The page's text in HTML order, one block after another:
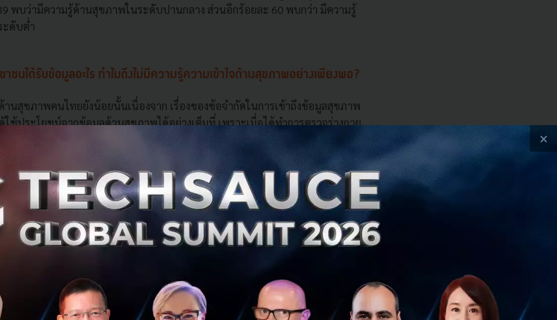
พบว่ามีความรู้ด้านสุขภาพในระดับปานกลาง ส่วนอีกร้อยละ 60 พบกว่า มีความรู้
ะดับต่ำ
าชนได้รับข้อมูลอะไร ทำไมถึงไม่มีความรู้ความเข้าใจด้านสุขภาพอย่างเพียงพอ?
านสุขภาพคนไทยยังน้อยนั้นเนื่องจาก เรื่องของข้อจำกัดในการเข้าถึงข้อมูลสุขภาพ
ช้ประโยชน์จากข้อมูลด้านสุขภาพได้อย่างเต็มที่ เพราะเมื่อได้ทำการตรวจร่างกาย
ที่ได้ทำการตรวจไปนั้นไม่ได้ถูกเผยแพร่หรือจัดเก็บให้เกิดประสิทธิภาพในการเข้าถึง
รถเข้าถึงข้อมูลเหล่านั้นมันเป็นการยากที่จะทำให้ข้อมูลทางการแพทย์ทุกอย่างเข้าใจ
บันหากผู้ป่วยต้องการหาข้อมูลเพิ่มเติมเพื่อทำความเข้าใจ ก็ยากที่จะทราบว่าแหล่ง
มน่าเชื่อถือ ดังนั้นหากว่าเรามีแพลตฟอร์มด้านสุขภาพให้ผู้ป่วยใช้และให้อำนาจใน
ของตนเองและช่วยให้เกิดความเข้าใจในข้อมูลจะทำให้สามารถประหยัดเวลา ค่าใช้
ถทำการป้องกันและรักษาชีวิตของตนเองได้อย่างทันท่วงที
เข้าถึงข้อมูลนั้นแน่นอนว่าจะต้องเป็นประชาชน ความอิสระในการเข้าข้อมูลถึงอาจฟัง
×